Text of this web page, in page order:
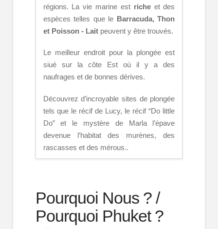
régions. La vie marine est richeet des
espèces telles que le Barracuda, Thon
et Poisson - Laitpeuvent y être trouvés.
Le meilleur endroit pour la plongée est
siué sur la côte Est où il y a des
naufrages et de bonnes dérives.
Découvrez d’incroyable sites de plongée
tels que le récif de Lucy, le récif “Do little
Do” et le mystère de Marla l’épave
devenue l’habitat des murènes, des
rascasses et des mérous..
Pourquoi Nous ? /
Pourquoi Phuket ?